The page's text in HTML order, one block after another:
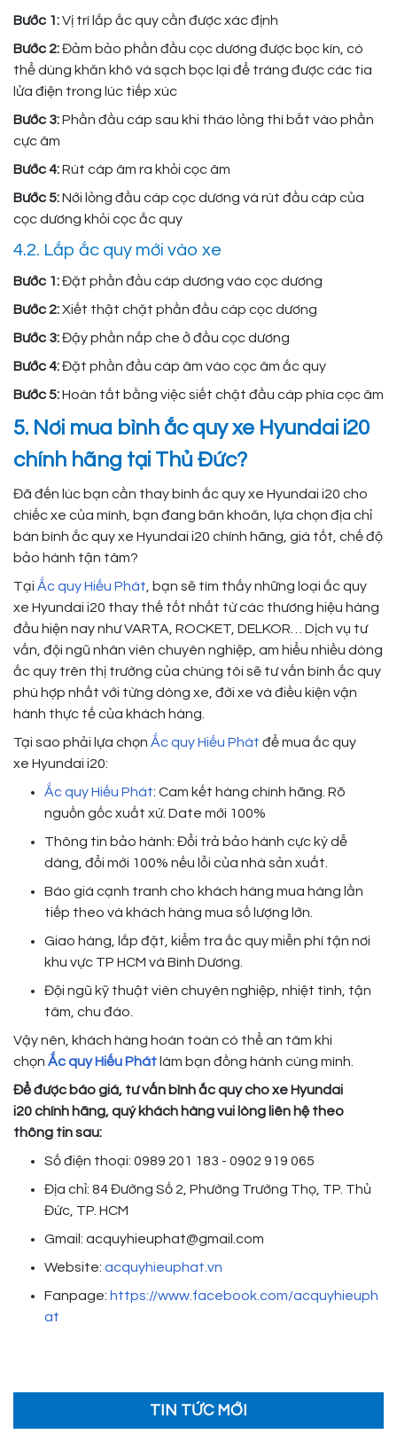
Bước 1:Vị trí lắp ắc quy cần được xác định
Bước 2:Đảm bảo phần đầu cọc dương được bọc kín, có
thể dùng khăn khô và sạch bọc lại để tráng được các tia
lửa điện trong lúc tiếp xúc
Bước 3:Phần đầu cáp sau khi tháo lỏng thì bắt vào phần
cực âm
Bước 4:Rút cáp âm ra khỏi cọc âm
Bước 5:Nới lỏng đầu cáp cọc dương và rút đầu cáp của
cọc dương khỏi cọc ắc quy
4.2. Lắp ắc quy mới vào xe
Bước 1:Đặt phần đầu cáp dương vào cọc dương
Bước 2:Xiết thật chặt phần đầu cáp cọc dương
Bước 3:Đậy phần nắp che ở đầu cọc dương
Bước 4:Đặt phần đầu cáp âm vào cọc âm ắc quy
Bước 5:Hoàn tất bằng việc siết chặt đầu cáp phía cọc âm
5. Nơi mua bình ắc quy xe Hyundai i20
chính hãng tại Thủ Đức?
Đã đến lúc bạn cần thay bình ắc quy xe Hyundai i20 cho
chiếc xe của mình, bạn đang băn khoăn, lựa chọn địa chỉ
bán bình ắc quy xe Hyundai i20 chính hãng, giá tốt, chế độ
bảo hành tận tâm?
Tại Ắc quy Hiếu Phát , bạn sẽ tìm thấy những loại ắc quy
xe Hyundai i20 thay thế tốt nhất từ ​​các thương hiệu hàng
đầu hiện nay như VARTA, ROCKET, DELKOR… Dịch vụ tư
vấn, đội ngũ nhân viên chuyên nghiệp, am hiểu nhiều dòng
ắc quy trên thị trường của chúng tôi sẽ tư vấn bình ắc quy
phù hợp nhất với từng dòng xe, đời xe và điều kiện vận
hành thực tế của khách hàng.
Tại sao phải lựa chọn Ắc quy Hiếu Phát để mua ắc quy
xe Hyundai i20:
Ắc quy Hiếu Phát: Cam kết hàng chính hãng. Rõ
nguồn gốc xuất xứ. Date mới 100%
Thông tin bảo hành: Đổi trả bảo hành cực kỳ dễ
dàng, đổi mới 100% nếu lỗi của nhà sản xuất.
Báo giá cạnh tranh cho khách hàng mua hàng lần
tiếp theo và khách hàng mua số lượng lớn.
Giao hàng, lắp đặt, kiểm tra ắc quy miễn phí tận nơi
khu vực TP HCM và Bình Dương.
Đội ngũ kỹ thuật viên chuyên nghiệp, nhiệt tình, tận
tâm, chu đáo.
Vậy nên, khách hàng hoàn toàn có thể an tâm khi
chọn Ắc quy Hiếu Phát làm bạn đồng hành cùng mình.
Để được báo giá, tư vấn bình ắc quy cho xe Hyundai
i20 chính hãng, quý khách hàng vui lòng liên hệ theo
thông tin sau:
Số điện thoại: 0989 201 183 - 0902 919 065
Địa chỉ: 84 Đường Số 2, Phường Trường Thọ, TP. Thủ
Đức, TP. HCM
Gmail: acquyhieuphat@gmail.com
Website: acquyhieuphat.vn
Fanpage: https://www.facebook.com/acquyhieuph
at
TIN TỨC MỚI